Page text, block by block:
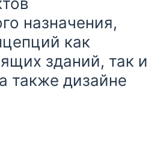
назначения,
как
зданий, так и
также дизайне